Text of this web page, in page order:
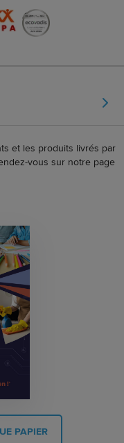
et les produits livrés par
vous sur notre page
PAPIER